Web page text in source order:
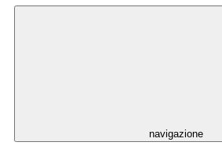
navigazione